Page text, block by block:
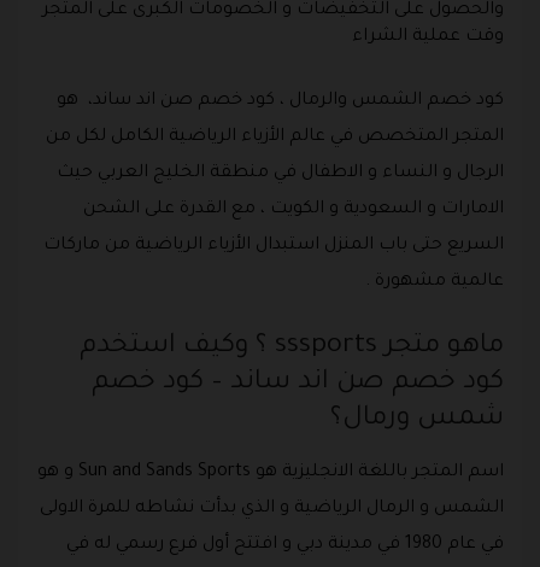
والحصول على التخفيضات و الخصومات الكبرى على المتجر
وقت عملية الشراء
كود خصم الشمس والرمال ، كود خصم صن اند ساند، هو
المتجر المتخصص في عالم الأزياء الرياضية الكامل لكل من
الرجال و النساء و الاطفال في منطقة الخليج العربي حيث
الامارات و السعودية و الكويت ، مع القدرة على الشحن
السريع حتى باب المنزل استبدال الأزياء الرياضية من ماركات
عالمية مشهورة .
ماهو متجر sssports ؟ وكيف استخدم
كود خصم صن اند ساند – كود خصم
شمس ورمال؟
اسم المتجر باللغة الانجليزية هو Sun and Sands Sports و هو
الشمس و الرمال الرياضية و الذي بدأت نشاطه للمرة الاولى
في عام 1980 في مدينة دبي و افتتح أول فرع رسمي له في